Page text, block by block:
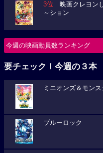
3位 映画クレヨン
～ション
今週の映画動員数ランキング
要チェック！今週の３本
ミニオンズ＆モン
ブルーロック